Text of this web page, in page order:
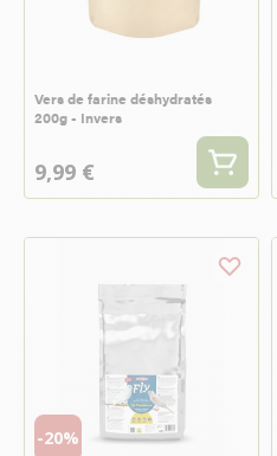
Vers de farine déshydratés
200g - Invers
9,99 €
-20%